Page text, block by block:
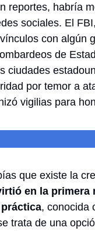
reportes, habría
sociales. El
con algún
de
ciudades
por temor a
vigilias para
que existe la
en la primera
, conocida
trata de una